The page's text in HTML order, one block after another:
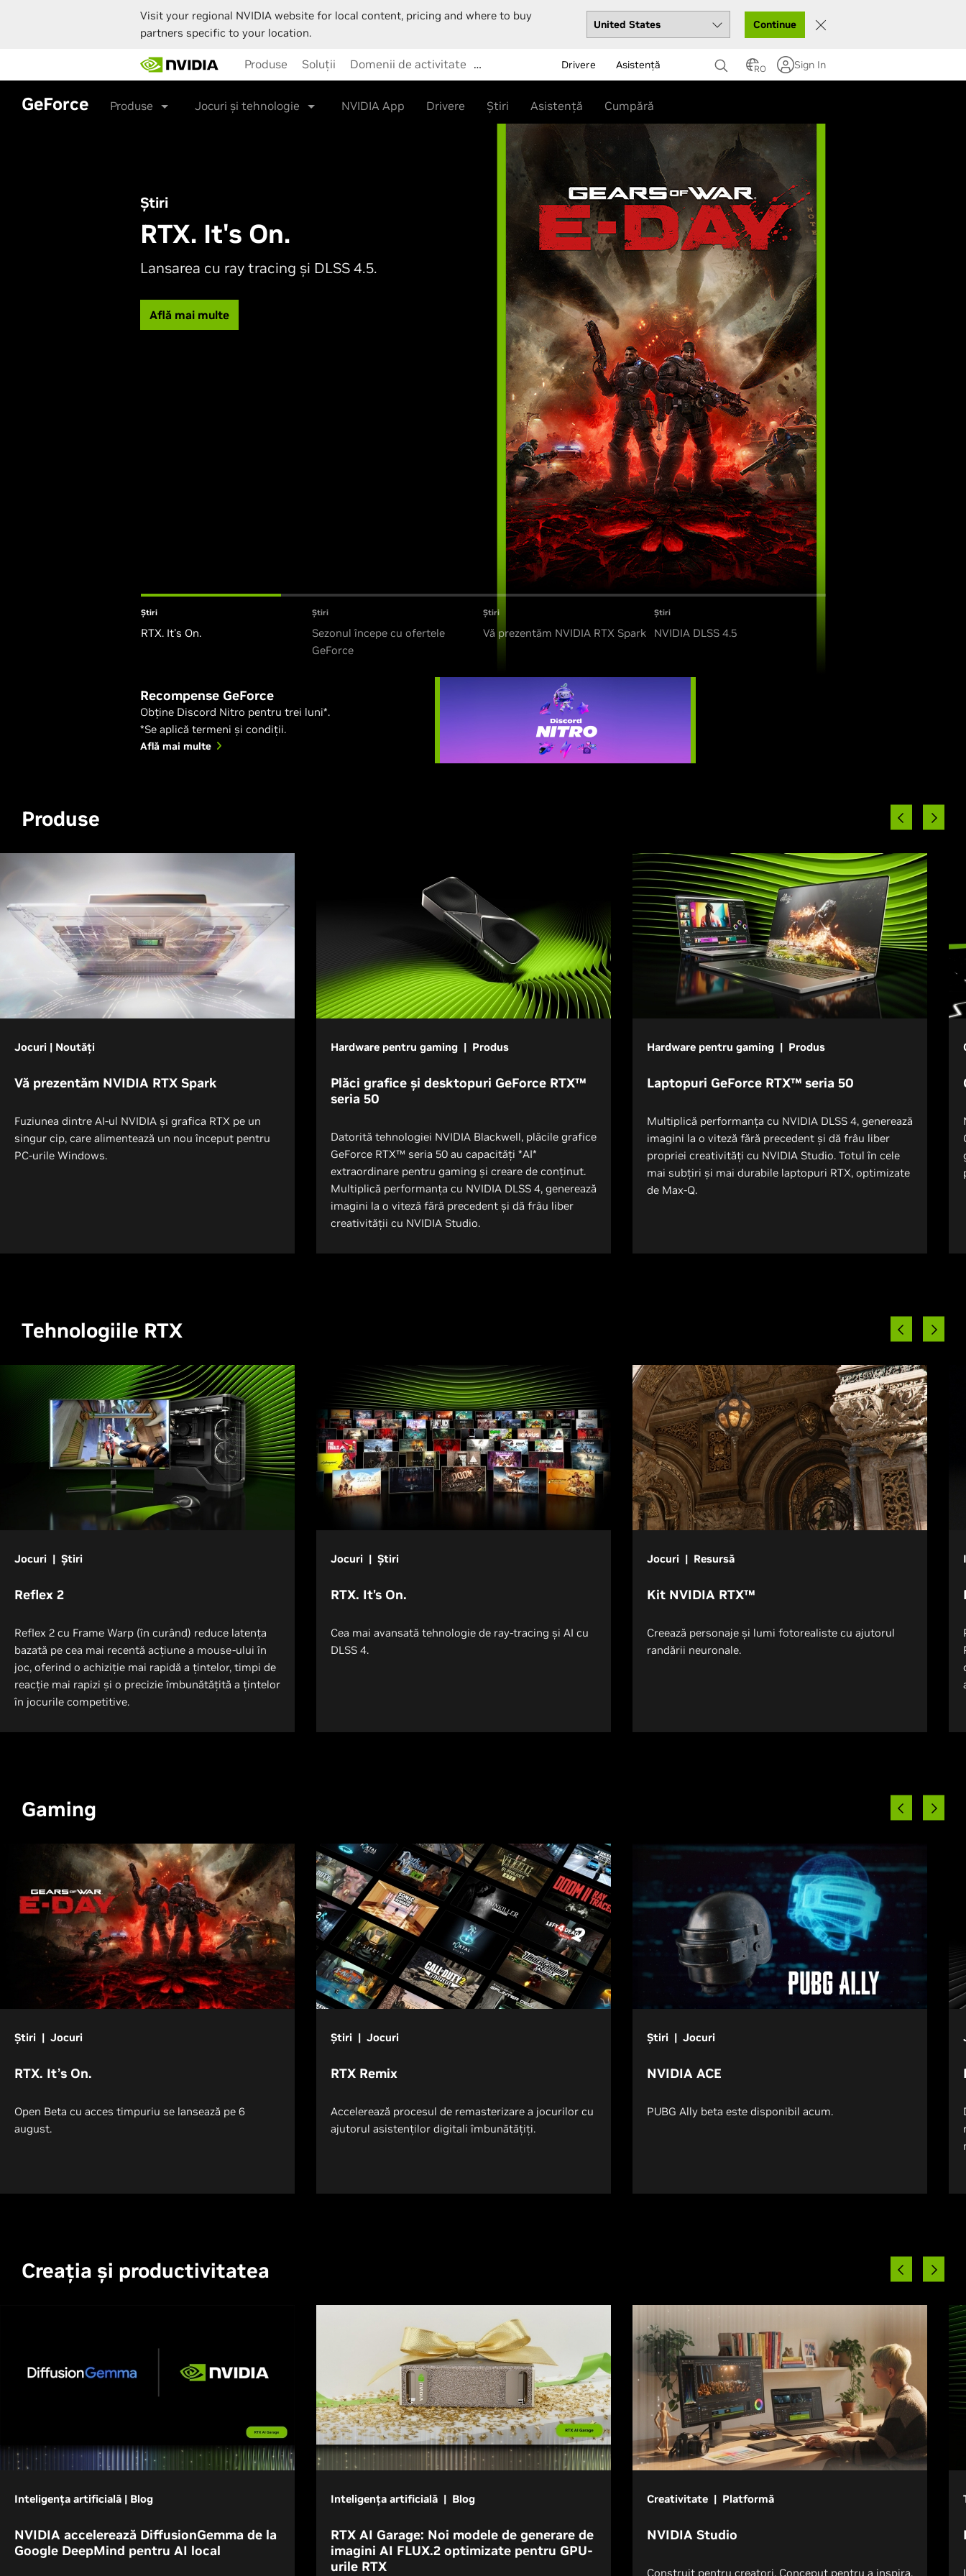
Visit your regional NVIDIA website for local content, pricing and where to buy
partners specific to your location.
Continue
main
content
Produse Soluții Domenii de activitate … Drivere Asistență RO Sign In
GeForce Produse Jocuri și tehnologie NVIDIA App Drivere Știri Asistență Cumpără
Știri
RTX. It's On.
Lansarea cu ray tracing și DLSS 4.5.
Află mai multe
Jocuri
Sezonul începe cu ofertele
GeForce
Știri
RTX. It's On.
Știri
Sezonul începe cu ofertele
GeForce
Știri
Vă prezentăm NVIDIA RTX Spark
Știri
NVIDIA DLSS 4.5
Recompense GeForce
Obține Discord Nitro pentru trei luni*.
*Se aplică termeni și condiții.
Află mai multe
Produse
Jocuri | Noutăți
Vă prezentăm NVIDIA RTX Spark
Fuziunea dintre AI-ul NVIDIA și grafica RTX pe un
singur cip, care alimentează un nou început pentru
PC-urile Windows.
Hardware pentru gaming | Produs
Plăci grafice și desktopuri GeForce RTX™
seria 50
Datorită tehnologiei NVIDIA Blackwell, plăcile grafice
GeForce RTX™ seria 50 au capacități *AI*
extraordinare pentru gaming și creare de conținut.
Multiplică performanța cu NVIDIA DLSS 4, generează
imagini la o viteză fără precedent și dă frâu liber
creativității cu NVIDIA Studio.
Hardware pentru gaming | Produs
Laptopuri GeForce RTX™ seria 50
Multiplică performanța cu NVIDIA DLSS 4, generează
imagini la o viteză fără precedent și dă frâu liber
propriei creativități cu NVIDIA Studio. Totul în cele
mai subțiri și mai durabile laptopuri RTX, optimizate
de Max-Q.
Tehnologiile RTX
Jocuri | Știri
Reflex 2
Reflex 2 cu Frame Warp (în curând) reduce latența
bazată pe cea mai recentă acțiune a mouse-ului în
joc, oferind o achiziție mai rapidă a țintelor, timpi de
reacție mai rapizi și o precizie îmbunătățită a țintelor
în jocurile competitive.
Jocuri | Știri
RTX. It's On.
Cea mai avansată tehnologie de ray-tracing și AI cu
DLSS 4.
Jocuri | Resursă
Kit NVIDIA RTX™
Creează personaje și lumi fotorealiste cu ajutorul
randării neuronale.
Gaming
Știri | Jocuri
RTX. It’s On.
Open Beta cu acces timpuriu se lansează pe 6
august.
Știri | Jocuri
RTX Remix
Accelerează procesul de remasterizare a jocurilor cu
ajutorul asistenților digitali îmbunătățiți.
Știri | Jocuri
NVIDIA ACE
PUBG Ally beta este disponibil acum.
Creația și productivitatea
Inteligența artificială | Blog
NVIDIA accelerează DiffusionGemma de la
Google DeepMind pentru AI local
Inteligența artificială | Blog
RTX AI Garage: Noi modele de generare de
imagini AI FLUX.2 optimizate pentru GPU-
urile RTX
Creativitate | Platformă
NVIDIA Studio
Construit pentru creatori. Conceput pentru a inspira.